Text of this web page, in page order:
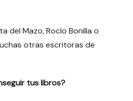
del Mazo, Rocío Bonilla o
otras escritoras de
tus libros?